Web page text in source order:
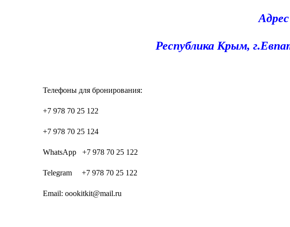
Республика Крым,
Телефоны для бронирования:
+7 978 70 25 122
+7 978 70 25 124
WhatsApp +7 978 70 25 122
Telegram +7 978 70 25 122
Email: oookitkit@mail.ru